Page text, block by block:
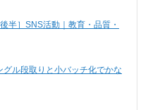
半］SNS活動｜教育・品質・
ル段取りと小バッチ化でかな